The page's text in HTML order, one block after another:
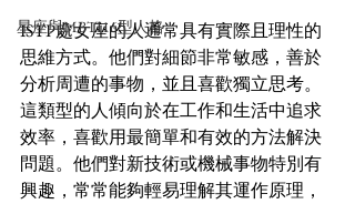
星座與MBTI16型人格
ISTP處女座的人通常具有實際且理性的
思維方式。他們對細節非常敏感，善於
分析周遭的事物，並且喜歡獨立思考。
這類型的人傾向於在工作和生活中追求
效率，喜歡用最簡單和有效的方法解決
問題。他們對新技術或機械事物特別有
興趣，常常能夠輕易理解其運作原理，